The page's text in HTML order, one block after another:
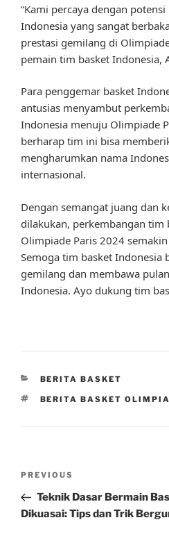
“Kami percaya dengan
Indonesia yang sangat
prestasi gemilang di
pemain tim basket Indonesia,
Para penggemar basket
antusias menyambut
Indonesia menuju Olimpiade
berharap tim ini bisa
mengharumkan nama
internasional.
Dengan semangat juang dan
dilakukan, perkembangan tim
Olimpiade Paris 2024
Semoga tim basket Indonesia
gemilang dan membawa
Indonesia. Ayo dukung tim
CATEGORIES
BERITA BASKET
TAGS
BERITA BASKET
Previous
Post
PREVIOUS
Teknik Dasar Bermain
Dikuasai: Tips dan Trik